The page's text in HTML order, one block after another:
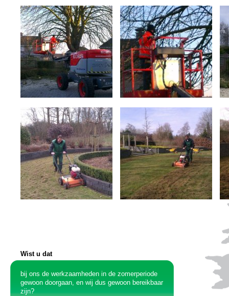
Wist u dat
bij ons de werkzaamheden in de zomerperiode
gewoon doorgaan, en wij dus gewoon bereikbaar
zijn?